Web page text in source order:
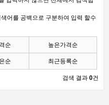
어를 공백으로 구분하여 입력 할수
순 높은가격순
순 최근등록순
검색 결과 0건